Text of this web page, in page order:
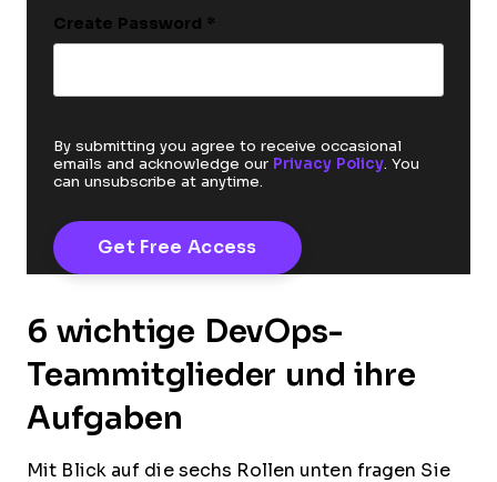
Create Password *
By submitting you agree to receive occasional
emails and acknowledge our Privacy Policy. You
can unsubscribe at anytime.
6 wichtige DevOps-
Teammitglieder und ihre
Aufgaben
Mit Blick auf die sechs Rollen unten fragen Sie